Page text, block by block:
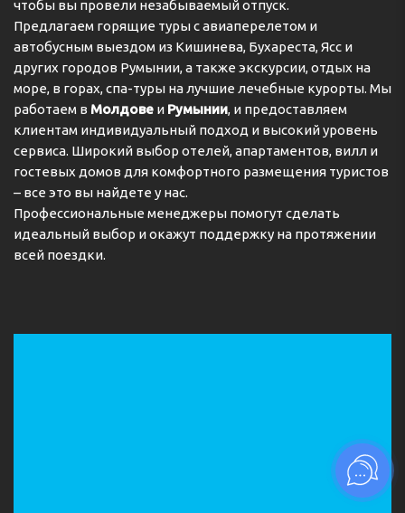
чтобы вы провели незабываемый отпуск.
Предлагаем горящие туры с авиаперелетом и
автобусным выездом из Кишинева, Бухареста, Ясс и
других городов Румынии, а также экскурсии, отдых на
море, в горах, спа-туры на лучшие лечебные курорты. Мы
работаем в Молдове и Румынии, и предоставляем
клиентам индивидуальный подход и высокий уровень
сервиса. Широкий выбор отелей, апартаментов, вилл и
гостевых домов для комфортного размещения туристов
– все это вы найдете у нас.
Профессиональные менеджеры помогут сделать
идеальный выбор и окажут поддержку на протяжении
всей поездки.